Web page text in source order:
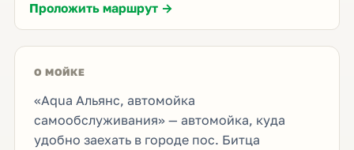
Проложить маршрут →
О МОЙКЕ
«Aqua Альянс, автомойка
самообслуживания» — автомойка, куда
удобно заехать в городе пос. Битца